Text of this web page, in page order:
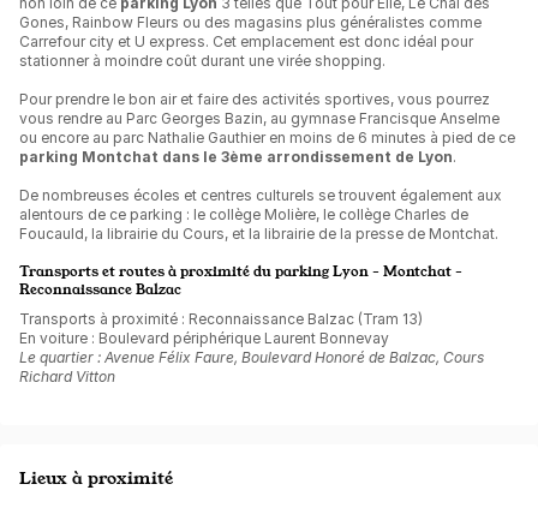
Gones, Rainbow Fleurs ou des magasins plus généralistes comme
Carrefour city et U express. Cet emplacement est donc idéal pour
stationner à moindre coût durant une virée shopping.
Pour prendre le bon air et faire des activités sportives, vous pourrez
vous rendre au Parc Georges Bazin, au gymnase Francisque Anselme
ou encore au parc Nathalie Gauthier en moins de 6 minutes à pied de ce
parking Montchat dans le 3ème arrondissement de Lyon.
De nombreuses écoles et centres culturels se trouvent également aux
alentours de ce parking : le collège Molière, le collège Charles de
Foucauld, la librairie du Cours, et la librairie de la presse de Montchat.
Transports et routes à proximité du parking Lyon - Montchat -
Reconnaissance Balzac
Transports à proximité : Reconnaissance Balzac (Tram 13)
En voiture : Boulevard périphérique Laurent Bonnevay
Le quartier : Avenue Félix Faure, Boulevard Honoré de Balzac, Cours
Richard Vitton
Lieux à proximité